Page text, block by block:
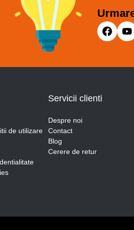
de utilizare
Servicii clienti
Despre noi
Contact
Blog
Cerere de retur